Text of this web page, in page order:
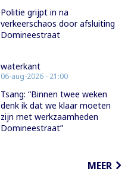
Politie grijpt in na
verkeerschaos door afsluiting
Domineestraat
waterkant
06-aug-2026 - 21:00
Tsang: “Binnen twee weken
denk ik dat we klaar moeten
zijn met werkzaamheden
Domineestraat”
MEER